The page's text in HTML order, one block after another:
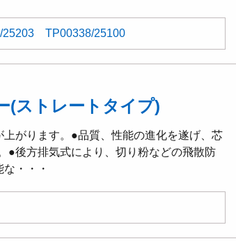
25203 TP00338/25100
(ストレートタイプ)
がります。●品質、性能の進化を遂げ、芯
●後方排気式により、切り粉などの飛散防
・・・